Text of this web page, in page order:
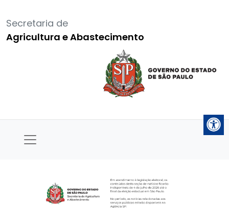
Secretaria de
Agricultura e Abastecimento